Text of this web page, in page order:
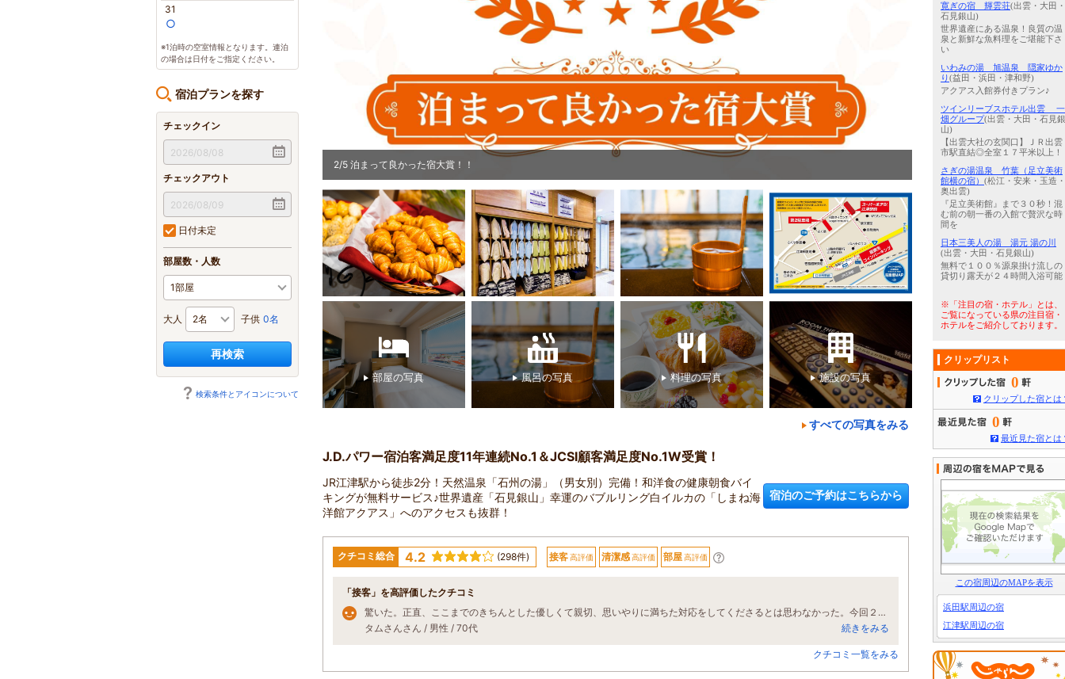
31
○
※1泊時の空室情報となります。連泊
の場合は日付をご指定ください。
宿泊プランを探す
チェックイン
チェックアウト
日付未定
部屋数・人数
大人 子供 0名
再検索
検索条件とアイコンについて
2/5 泊まって良かった宿大賞！！ 筋肉痛に効果のある男女別
部屋の写真 風呂の写真 料理の写真 施設の写真
すべての写真をみる
J.D.パワー宿泊客満足度11年連続No.1＆JCSI顧客満足度No.1W受賞！
JR江津駅から徒歩2分！天然温泉「石州の湯」（男女別）完備！和洋食の健康朝食バイ
キングが無料サービス♪世界遺産「石見銀山」幸運のバブルリング白イルカの「しまね海
洋館アクアス」へのアクセスも抜群！
宿泊のご予約はこちらから
クチコミ総合 4.2 (298件) 接客高評価 清潔感高評価 部屋高評価
「接客」を高評価したクチコミ
驚いた。正直、ここまでのきちんとした優しくて親切、思いやりに満ちた対応をしてくださるとは思わなかった。今回２泊したが、いつも、どのスタッフさんもみんな同じように気持ち良い対応だった。部屋もコンパクトだが使いやすい。たぶん、社内教育が徹底されているのだろう、部屋の清掃も完璧で気持ち良かった。食事スペースでのフリードリンクサービスも嬉しいし、朝食も無料なのに美味しく食べられた。ただ一点、温泉の脱衣場ロッカーの床は交換できる床マットを使用するか、いっそ板敷きのままのほうが気持ち良い。濡れた敷物の上での着脱は改良の余地ありと思う。機会があれば絶対にまた利用したいホテルです。
タムさんさん / 男性 / 70代
続きをみる
クチコミ一覧をみる
寛ぎの宿 輝雲荘(出雲・大田・
石見銀山)
世界遺産にある温泉！良質の温
泉と新鮮な魚料理をご堪能下さ
い
いわみの湯 旭温泉 隠家ゆか
り(益田・浜田・津和野)
アクアス入館券付きプラン♪
ツインリーブスホテル出雲 一
畑グループ(出雲・大田・石見銀
山)
【出雲大社の玄関口】ＪＲ出雲
市駅直結◎全室１７平米以上！
さぎの湯温泉 竹葉（足立美術
館横の宿） (松江・安来・玉造・
奥出雲)
『足立美術館』まで３０秒！混
む前の朝一番の入館で贅沢な時
間を
日本三美人の湯 湯元 湯の川
(出雲・大田・石見銀山)
無料で１００％源泉掛け流しの
貸切り露天が２４時間入浴可能
※「注目の宿・ホテル」とは、
ご覧になっている県の注目宿・
ホテルをご紹介しております。
クリップリスト
0
クリップした宿とは
0
最近見た宿とは
この宿周辺のMAPを表示
浜田駅周辺の宿
江津駅周辺の宿